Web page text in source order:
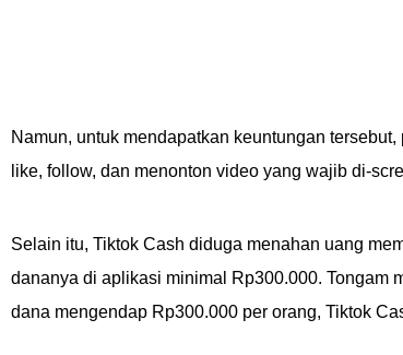
Namun, untuk mendapatkan keuntungan
like, follow, dan menonton video yang wajib di-
Selain itu, Tiktok Cash diduga menahan uang
dananya di aplikasi minimal Rp300.000. Tongam
dana mengendap Rp300.000 per orang, Tiktok